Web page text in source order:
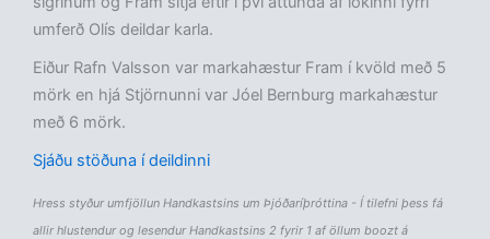
umferð Olís deildar karla.
Eiður Rafn Valsson var markahæstur Fram í kvöld með 5
mörk en hjá Stjörnunni var Jóel Bernburg markahæstur
með 6 mörk.
Sjáðu stöðuna í deildinni
Hress styður umfjöllun Handkastsins um Þjóðaríþróttina - Í tilefni þess fá
allir hlustendur og lesendur Handkastsins 2 fyrir 1 af öllum boozt á